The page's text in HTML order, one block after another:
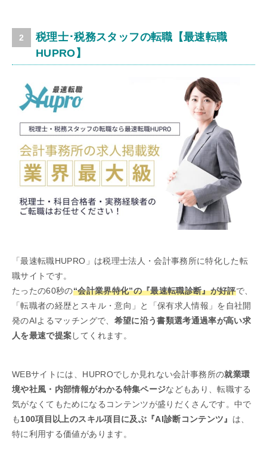
税理士･税務スタッフの転職【最速転職
HUPRO】
「最速転職HUPRO」は税理士法人・会計事務所に特化した転
職サイトです。
たったの60秒の“会計業界特化”の『最速転職診断』が好評で、
「転職者の経歴とスキル・意向」と「保有求人情報」を自社開
発のAIよるマッチングで、 希望に沿う書類選考通過率が高い求
人を最速で提案してくれます。
WEBサイトには、HUPROでしか見れない会計事務所の就業環
境や社風・内部情報がわかる特集ページなどもあり、転職する
気がなくてもためになるコンテンツが盛りだくさんです。中で
も100項目以上のスキル項目に及ぶ『AI診断コンテンツ』 は、
特に利用する価値があります。